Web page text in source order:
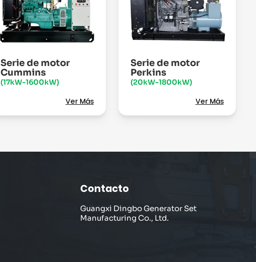
Serie de motor
Cummins
(17kW-1600kW)
Ver Más
Serie de motor
Perkins
(20kW-1800kW)
Ver Más
Contacto
Guangxi Dingbo Generator Set
Manufacturing Co., Ltd.